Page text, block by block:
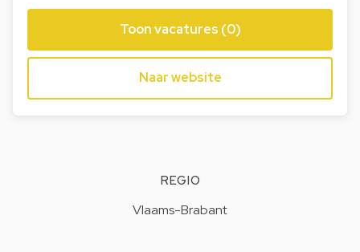
Toon vacatures (0)
Naar website
REGIO
Vlaams-Brabant